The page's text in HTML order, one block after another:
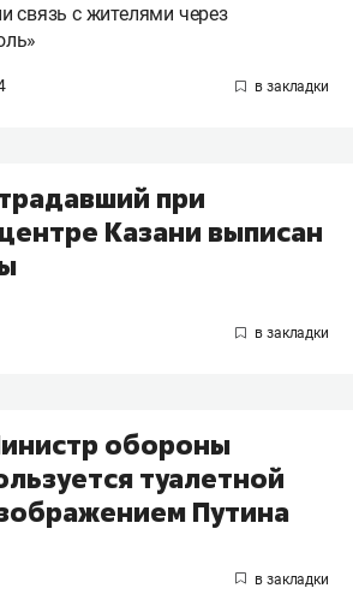
связь с жителями через
при
Казани выписан
обороны
туалетной
Путина